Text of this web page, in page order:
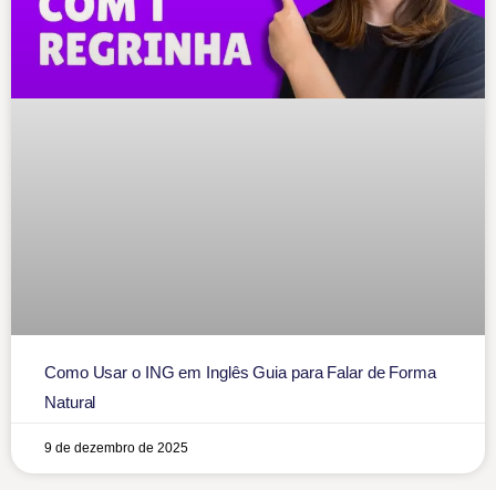
Como Usar o ING em Inglês Guia para Falar de Forma
Natural
9 de dezembro de 2025